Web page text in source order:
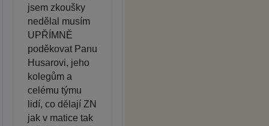
jsem zkoušky
nedělal musím
UPŘÍMNĚ
poděkovat Panu
Husarovi, jeho
kolegům a
celému týmu
lidí, co dělají ZN
jak v matice tak